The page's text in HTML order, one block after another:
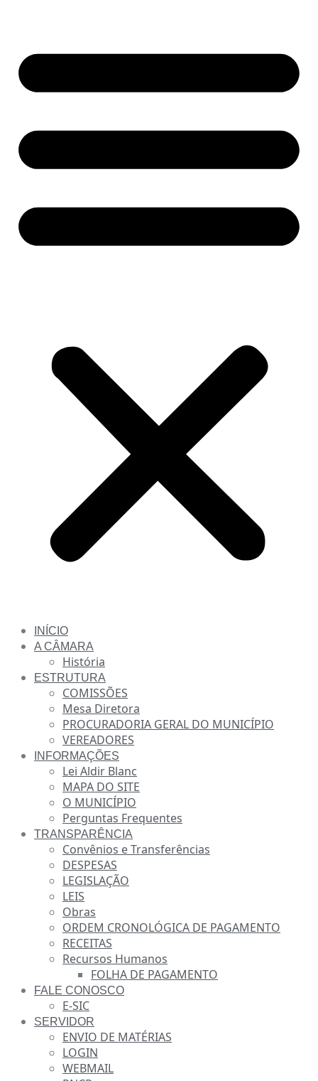
INÍCIO
A CÂMARA
História
ESTRUTURA
COMISSÕES
Mesa Diretora
PROCURADORIA GERAL DO MUNICÍPIO
VEREADORES
INFORMAÇÕES
Lei Aldir Blanc
MAPA DO SITE
O MUNICÍPIO
Perguntas Frequentes
TRANSPARÊNCIA
Convênios e Transferências
DESPESAS
LEGISLAÇÃO
LEIS
Obras
ORDEM CRONOLÓGICA DE PAGAMENTO
RECEITAS
Recursos Humanos
FOLHA DE PAGAMENTO
FALE CONOSCO
E-SIC
SERVIDOR
ENVIO DE MATÉRIAS
LOGIN
WEBMAIL